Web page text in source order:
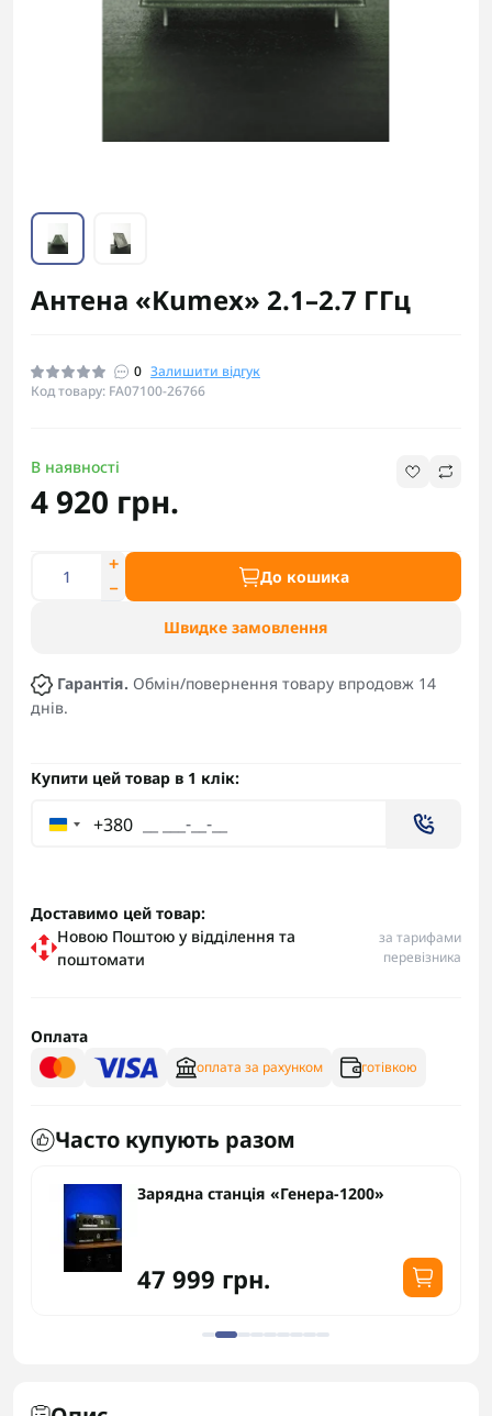
Антена «Kumex» 2.1–2.7 ГГц
0 Залишити відгук
Код товару: FA07100-26766
В наявності
4 920 грн.
До кошика
Швидке замовлення
Гарантія. Обмін/повернення товару впродовж 14
днів.
Купити цей товар в 1 клік:
+380
Доставимо цей товар:
Новою Поштою у відділення та
поштомати
за тарифами
перевізника
Оплата
оплата за рахунком готівкою
Часто купують разом
Зарядна станція «Генера-1200»
47 999 грн.